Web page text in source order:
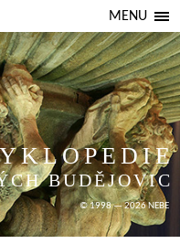
MENU
BUDĚJOVIC
© 1998 — 2026 NEBE